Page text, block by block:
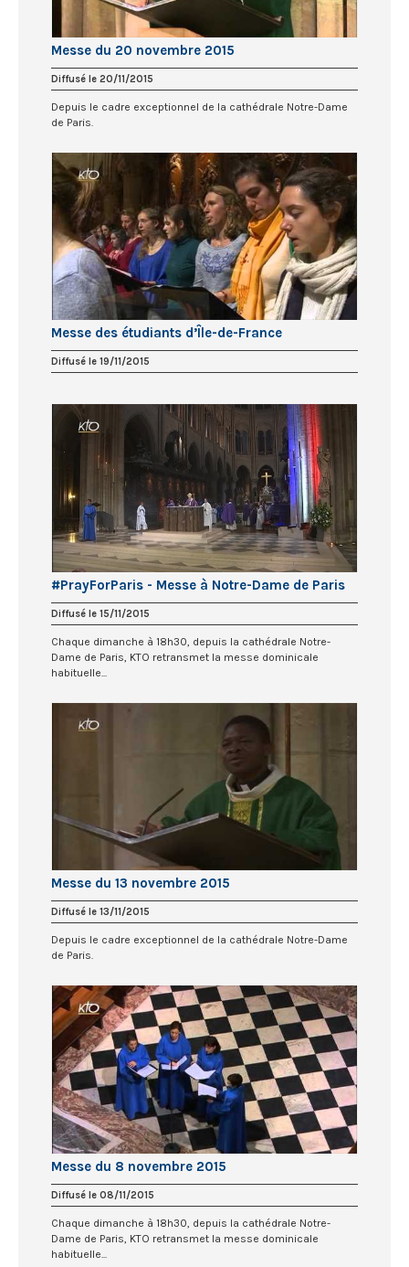
Messe du 20 novembre 2015
Diffusé le 20/11/2015
Depuis le cadre exceptionnel de la cathédrale Notre-Dame
de Paris.
Messe des étudiants d’Île-de-France
Diffusé le 19/11/2015
#PrayForParis - Messe à Notre-Dame de Paris
Diffusé le 15/11/2015
Chaque dimanche à 18h30, depuis la cathédrale Notre-
Dame de Paris, KTO retransmet la messe dominicale
habituelle...
Messe du 13 novembre 2015
Diffusé le 13/11/2015
Depuis le cadre exceptionnel de la cathédrale Notre-Dame
de Paris.
Messe du 8 novembre 2015
Diffusé le 08/11/2015
Chaque dimanche à 18h30, depuis la cathédrale Notre-
Dame de Paris, KTO retransmet la messe dominicale
habituelle...